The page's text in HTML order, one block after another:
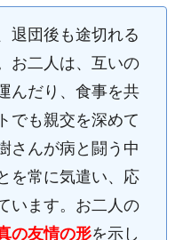
退団後も途切れる
お二人は、互いの
んだり、食事を共
でも親交を深めて
さんが病と闘う中
を常に気遣い、応
います。お二人の
の友情の形を示し